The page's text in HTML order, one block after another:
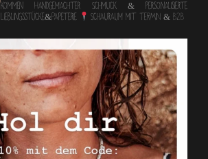
kommen Handgemachter Schmuck & personalisierte
Lieblingsstücke&Papeterie
Schauraum mit TERMIN & B2B